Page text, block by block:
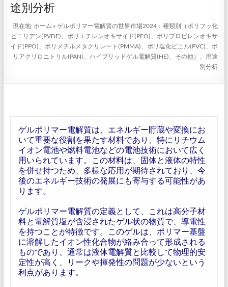
途別分析
現在地:ホーム »ゲルポリマー電解質の世界市場2024：種類別（ポリフッ化
ビニリデン(PVDF)、ポリエチレンオキサイド(PEO)、ポリプロピレンオキサ
イド(PPO)、ポリメチルメタクリレート(PMMA)、ポリ塩化ビニル(PVC)、ポ
リアクリロニトリル(PAN)、ハイブリッドゲル電解質(HE)、その他）、用途
別分析
ゲルポリマー電解質は、エネルギー貯蔵や変換にお
いて重要な役割を果たす材料であり、特にリチウム
イオン電池や燃料電池などの電池技術において広く
用いられています。この材料は、固体と液体の特性
を併せ持つため、多様な応用が期待されており、今
後のエネルギー技術の発展にも寄与する可能性があ
ります。
ゲルポリマー電解質の定義として、これは高分子材
料と電解質塩が含浸されたゲル状の物質で、導電性
を持つことが特徴です。このゲルは、ポリマー基盤
に溶解したイオン性化合物が絡み合って形成される
ものであり、通常は液体電解質と比較して物理的安
定性が高く、リークや揮発性の問題が少ないという
利点があります。